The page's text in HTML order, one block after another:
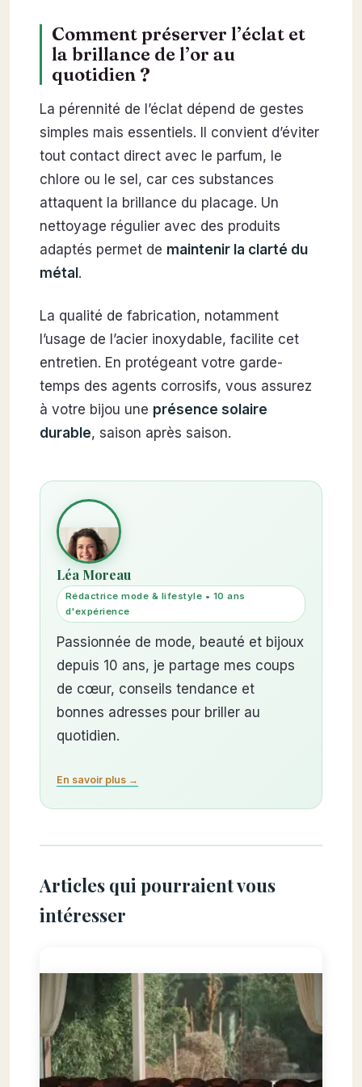
Comment préserver l’éclat et
la brillance de l’or au
quotidien ?
La pérennité de l’éclat dépend de gestes
simples mais essentiels. Il convient d’éviter
tout contact direct avec le parfum, le
chlore ou le sel, car ces substances
attaquent la brillance du placage. Un
nettoyage régulier avec des produits
adaptés permet de maintenir la clarté du
métal .
La qualité de fabrication, notamment
l’usage de l’acier inoxydable, facilite cet
entretien. En protégeant votre garde-
temps des agents corrosifs, vous assurez
à votre bijou une présence solaire
durable, saison après saison.
Léa Moreau
Rédactrice mode & lifestyle • 10 ans
d'expérience
Passionnée de mode, beauté et bijoux
depuis 10 ans, je partage mes coups
de cœur, conseils tendance et
bonnes adresses pour briller au
quotidien.
En savoir plus →
Articles qui pourraient vous
intéresser